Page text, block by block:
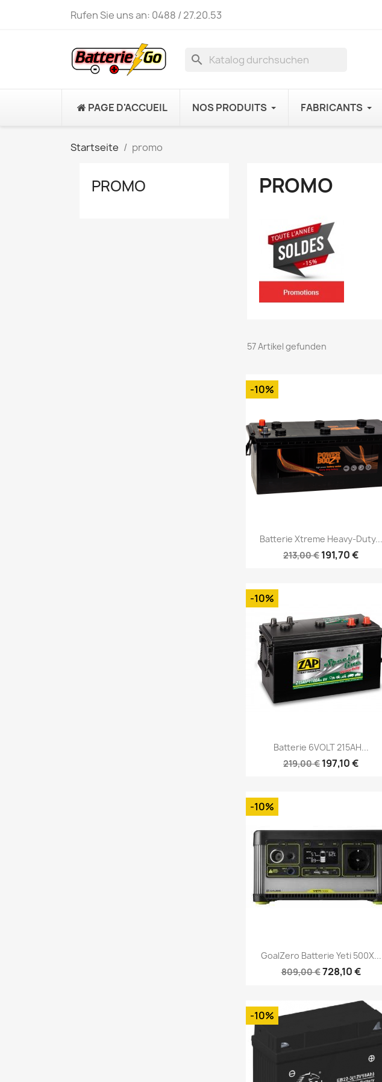
Rufen Sie uns an: 0488 / 27.20.53
search
PAGE D'ACCUEIL NOS PRODUITS FABRICANTS
Startseite promo
PROMO PROMO
57 Artikel gefunden
Batterie Xtreme Heavy-Duty...
213,00 € 191,70 €
-10%
Vorschau
Batterie 6VOLT 215AH...
219,00 € 197,10 €
-10%
Vorschau
GoalZero Batterie Yeti 500X...
809,00 €728,10 €
-10%
Vorschau
-10%